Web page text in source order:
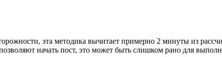
эта методика вычитает примерно 2 минуты из
начать пост, это может быть слишком рано для